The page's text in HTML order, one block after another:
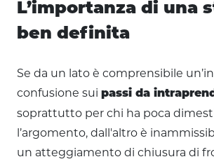
L’importanza di una
ben definita
Se da un lato è comprensibile
confusione sui passi da
soprattutto per chi ha poca
l’argomento, dall'altro è
un atteggiamento di chiusura di